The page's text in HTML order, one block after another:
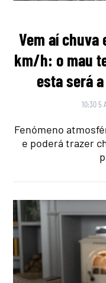
Vem aí chuva
km/h: o mau
esta será
10:30 5
Fenómeno
e poderá trazer